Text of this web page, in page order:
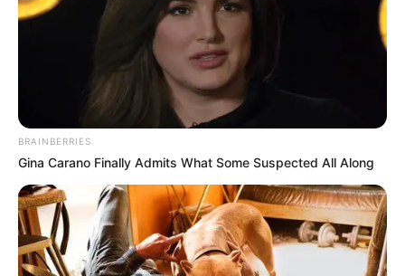
BRAINBERRIES
Gina Carano Finally Admits What Some Suspected All Along